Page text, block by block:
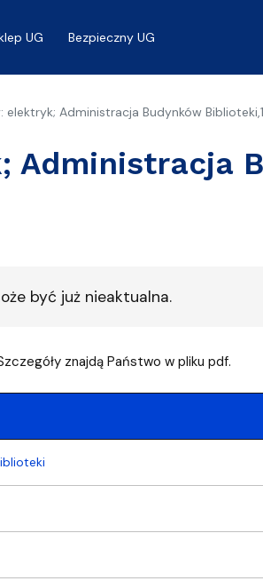
UG Bezpieczny UG
elektryk; Administracja Budynków
Administracja
być już nieaktualna.
znajdą Państwo w pliku pdf.